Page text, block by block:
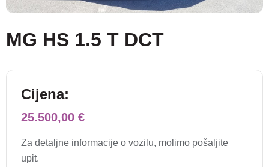
MG HS 1.5 T DCT
Cijena:
25.500,00 €
Za detaljne informacije o vozilu, molimo pošaljite
upit.